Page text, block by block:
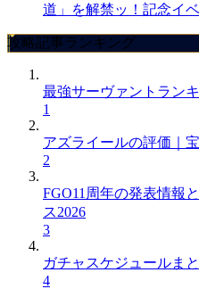
道」を解禁ッ！記念イ
攻略記事ランキング
最強サーヴァントラン
1
アズライールの評価｜
2
FGO11周年の発表情報
ス2026
3
ガチャスケジュールま
4